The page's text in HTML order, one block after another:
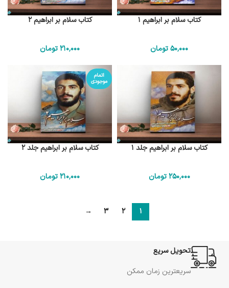
کتاب سلام بر ابراهیم 1
50٬000تومان
کتاب سلام بر ابراهیم 2
210٬000تومان
کتاب سلام بر ابراهیم جلد 1
250٬000 تومان
اتمام
موجودی
کتاب سلام بر ابراهیم جلد 2
210٬000تومان
1
2
3
→
تحویل سریع
سریعترین زمان ممکن